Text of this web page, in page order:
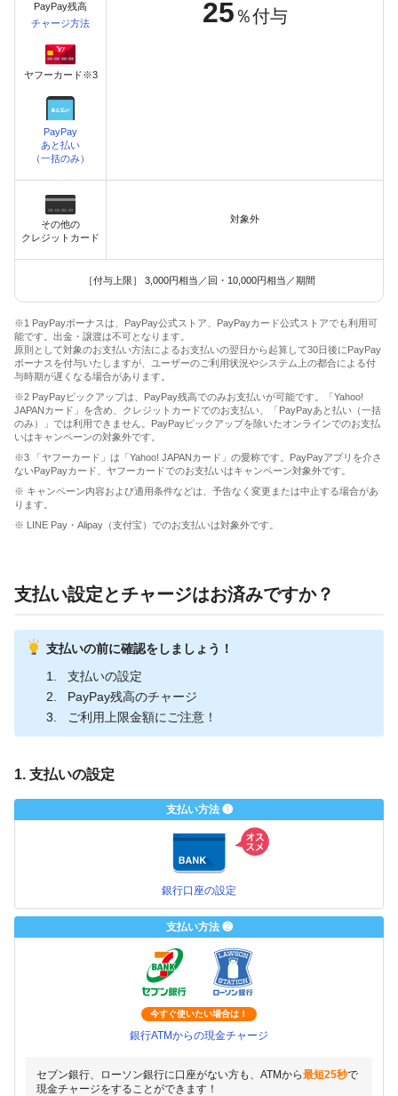
PayPay残高
チャージ方法
ヤフーカード※3
PayPay
あと払い
（一括のみ）
25 ％付与
その他の
クレジットカード
対象外
［付与上限］ 3,000円相当／回・10,000円相当／期間
※1 PayPayボーナスは、PayPay公式ストア、PayPayカード公式ストアでも利用可
能です。出金・譲渡は不可となります。
原則として対象のお支払い方法によるお支払いの翌日から起算して30日後にPayPay
ボーナスを付与いたしますが、ユーザーのご利用状況やシステム上の都合による付
与時期が遅くなる場合があります。
※2 PayPayピックアップは、PayPay残高でのみお支払いが可能です。「Yahoo!
JAPANカード」を含め、クレジットカードでのお支払い、「PayPayあと払い（一括
のみ）」では利用できません。PayPayピックアップを除いたオンラインでのお支払
いはキャンペーンの対象外です。
※3 「ヤフーカード」は「Yahoo! JAPANカード」の愛称です。PayPayアプリを介さ
ないPayPayカード、ヤフーカードでのお支払いはキャンペーン対象外です。
※ キャンペーン内容および適用条件などは、予告なく変更または中止する場合があ
ります。
※ LINE Pay・Alipay（支付宝）でのお支払いは対象外です。
支払い設定とチャージはお済みですか？
支払いの前に確認をしましょう！
支払いの設定
PayPay残高のチャージ
ご利用上限金額にご注意！
1. 支払いの設定
支払い方法 ❶
銀行口座の設定
支払い方法 ❷
今すぐ使いたい場合は！
銀行ATMからの現金チャージ
セブン銀行、ローソン銀行に口座がない方も、ATMから最短25秒で
現金チャージをすることができます！